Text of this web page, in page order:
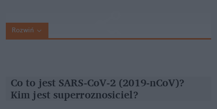
Rozwiń
Co to jest SARS-CoV-2 (2019-nCoV)?
Kim jest superroznosiciel?